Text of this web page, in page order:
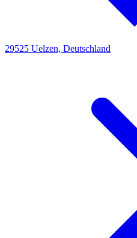
29525 Uelzen, Deutschland